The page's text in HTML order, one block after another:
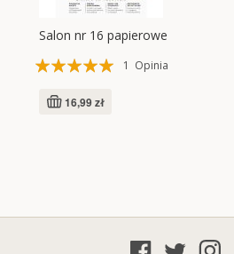
Salon nr 16 papierowe
Ocena:
1 Opinia
16,99 zł